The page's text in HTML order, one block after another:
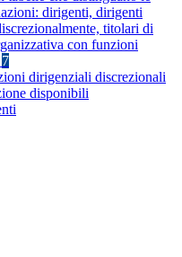
dirigenti, dirigenti
titolari di
con funzioni
7
dirigenziali discrezionali
disponibili